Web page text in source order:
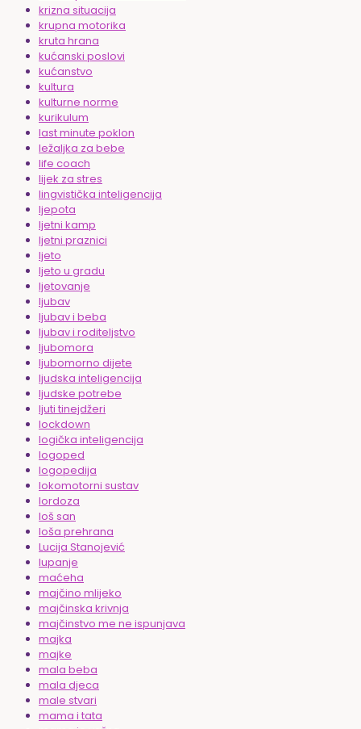
krizna situacija
krupna motorika
kruta hrana
kućanski poslovi
kućanstvo
kultura
kulturne norme
kurikulum
last minute poklon
ležaljka za bebe
life coach
lijek za stres
lingvistička inteligencija
ljepota
ljetni kamp
ljetni praznici
ljeto
ljeto u gradu
ljetovanje
ljubav
ljubav i beba
ljubav i roditeljstvo
ljubomora
ljubomorno dijete
ljudska inteligencija
ljudske potrebe
ljuti tinejdžeri
lockdown
logička inteligencija
logoped
logopedija
lokomotorni sustav
lordoza
loš san
loša prehrana
Lucija Stanojević
lupanje
maćeha
majčino mlijeko
majčinska krivnja
majčinstvo me ne ispunjava
majka
majke
mala beba
mala djeca
male stvari
mama i tata